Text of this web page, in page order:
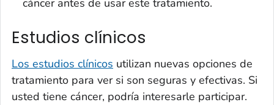
Estudios clínicos
Los estudios clínicos utilizan nuevas opciones de
tratamiento para ver si son seguras y efectivas. Si
usted tiene cáncer, podría interesarle participar.